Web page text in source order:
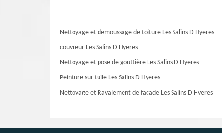
Nettoyage et demoussage de toiture Les Salins D Hyeres
couvreur Les Salins D Hyeres
Nettoyage et pose de gouttière Les Salins D Hyeres
Peinture sur tuile Les Salins D Hyeres
Nettoyage et Ravalement de façade Les Salins D Hyeres